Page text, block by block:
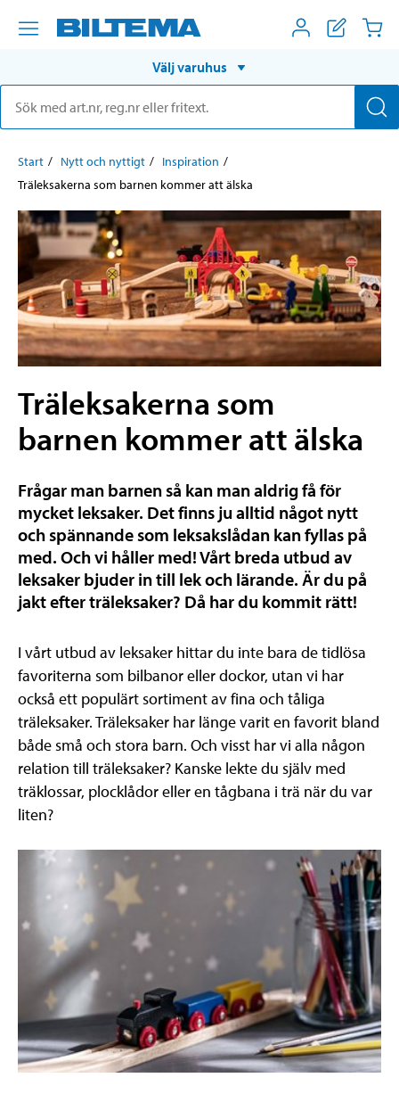
Välj varuhus
Start Nytt och nyttigt
Inspiration
Träleksakerna som barnen kommer att älska
Träleksakerna som
barnen kommer att älska
Frågar man barnen så kan man aldrig få för
mycket leksaker. Det finns ju alltid något nytt
och spännande som leksakslådan kan fyllas på
med. Och vi håller med! Vårt breda utbud av
leksaker bjuder in till lek och lärande. Är du på
jakt efter träleksaker? Då har du kommit rätt!
I vårt utbud av leksaker hittar du inte bara de tidlösa
favoriterna som bilbanor eller dockor, utan vi har
också ett populärt sortiment av fina och tåliga
träleksaker. Träleksaker har länge varit en favorit bland
både små och stora barn. Och visst har vi alla någon
relation till träleksaker? Kanske lekte du själv med
träklossar, plocklådor eller en tågbana i trä när du var
liten?